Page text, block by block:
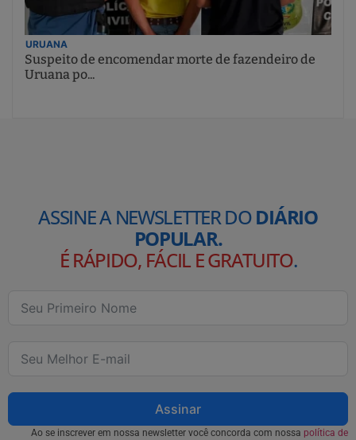
URUANA
Suspeito de encomendar morte de fazendeiro de
Uruana po...
ASSINE A NEWSLETTER DODIÁRIO
POPULAR.
É RÁPIDO, FÁCIL E GRATUITO.
Assinar
Ao se inscrever em nossa newsletter você concorda com nossa política de